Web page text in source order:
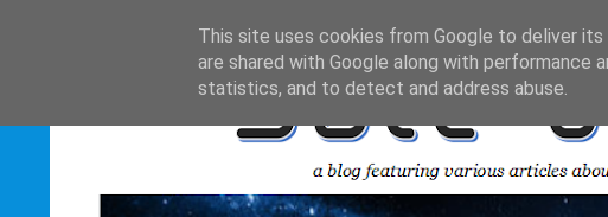
This site uses cookies from Google to deliver
are shared with Google along with performance
statistics, and to detect and address abuse.